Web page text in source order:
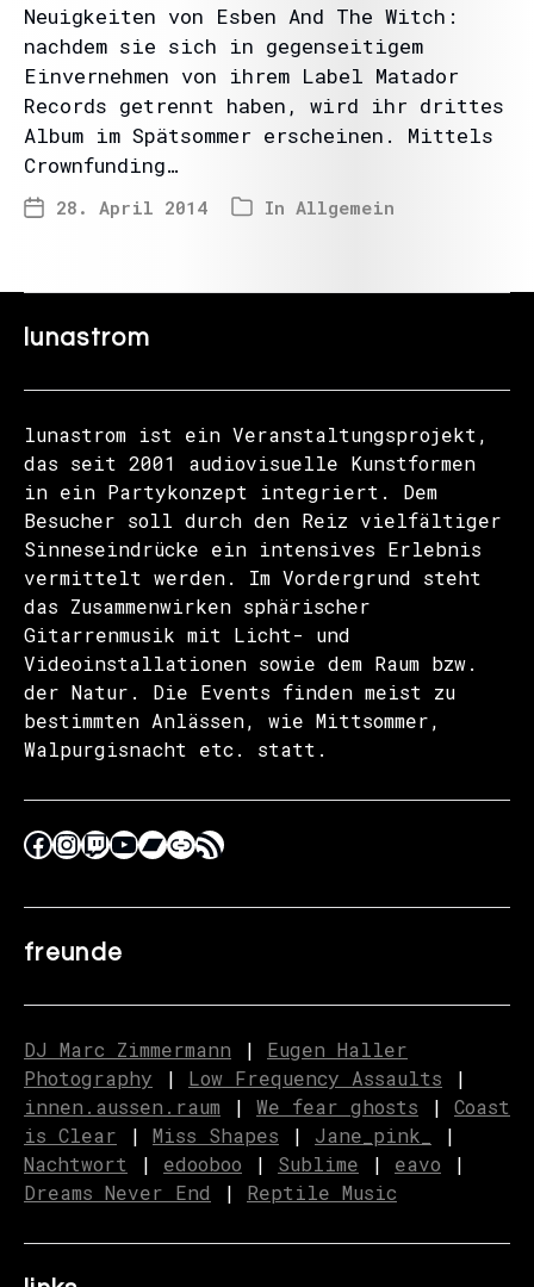
Neuigkeiten von Esben And The Witch:
nachdem sie sich in gegenseitigem
Einvernehmen von ihrem Label Matador
Records getrennt haben, wird ihr drittes
Album im Spätsommer erscheinen. Mittels
Crownfunding…
28. April 2014 In Allgemein
lunastrom
lunastrom ist ein Veranstaltungsprojekt,
das seit 2001 audiovisuelle Kunstformen
in ein Partykonzept integriert. Dem
Besucher soll durch den Reiz vielfältiger
Sinneseindrücke ein intensives Erlebnis
vermittelt werden. Im Vordergrund steht
das Zusammenwirken sphärischer
Gitarrenmusik mit Licht- und
Videoinstallationen sowie dem Raum bzw.
der Natur. Die Events finden meist zu
bestimmten Anlässen, wie Mittsommer,
Walpurgisnacht etc. statt.
freunde
DJ Marc Zimmermann | Eugen Haller
Photography | Low Frequency Assaults |
innen.aussen.raum | We fear ghosts | Coast
is Clear | Miss Shapes | Jane_pink_
|
Nachtwort | edooboo | Sublime | eavo |
Dreams Never End | Reptile Music